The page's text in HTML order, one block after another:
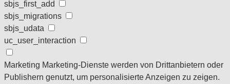
sbjs_first_add
sbjs_migrations
sbjs_udata
uc_user_interaction
Marketing Marketing-Dienste werden von Drittanbietern oder
Publishern genutzt, um personalisierte Anzeigen zu zeigen.